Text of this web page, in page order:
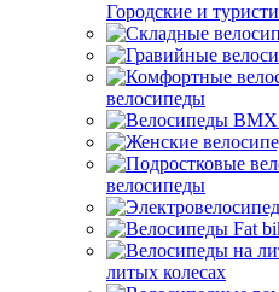
Городские и
велосипеды
велосипеды
литых колесах